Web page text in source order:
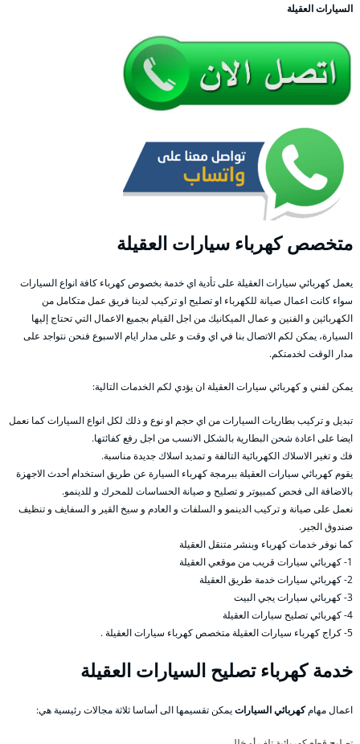
السيارات العقيلة
متخصص كهرباء سيارات العقيلة
يعمل كهربائي سيارات العقيلة على تأدية اي خدمة بخصوص كهرباء كافة انواع السيارات
سواء كانت اعمال صيانة للكهرباء او تصليح او تركيب لدينا فريق عمل متكامل من
الكهربائين و الفنين و عمال الميكانيك من اجل القيام بجميع الاعمال التي تحتاج إليها
السيارة، يمكن لكم الاتصال بنا في اي وقت و على مدار ايام الاسبوع فنحن نتواجد على
مدار الوقت لخدمتكم.
يمكن لفني و كهربائي سيارات العقيلة ان يؤدي لكم الخدمات التالية:
تبديل و تركيب بطاريات السيارات من اي حجم او نوع و ذلك لكل انواع السيارات كما نعمل
ايضا على اعادة شحن البطارية بالشكل الانسب من اجل رفع كفائتها.
فك و تغير الاسلاك الكهربائية التالفة و تمديد اسلاك جديدة مناسبة.
يقوم كهربائي سيارات العقيلة ببرمجة كهرباء السيارة عن طريق استخدام أحدث الاجهزة
بالاضافة الى فحص كمبيوتر و تصليح و صيانة الحساسات للمحرك و للدينمو.
نعمل على صيانة و تركيب الدينمو و السلفات و العادم و سيخ القير و السفايف و تنظيف
صندوق الجير.
كما نوفر خدمات كهرباء وبنشر متنقل العقيلة
1- كهربائي سيارات قريب من موقعي العقيلة
2- كهربائي سيارات خدمة طريق العقيلة
3- كهربائي سيارات يجي البيت
4- كهربائي تصليح سيارات العقيلة
5- كراج كهرباء سيارات العقيلة متخصص كهرباء سيارات العقيلة .
خدمة كهرباء تصليح السيارات العقيلة
اعمال مهامكهربائي السياراتيمكن تقسيمها الى أساسا ثلاثة مجالات رئيسية هي: